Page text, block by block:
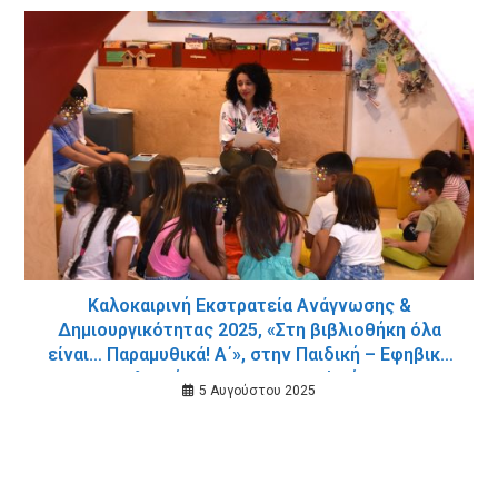
Καλοκαιρινή Εκστρατεία Ανάγνωσης &
Δημιουργικότητας 2025, «Στη βιβλιοθήκη όλα
είναι… Παραμυθικά! Α΄», στην Παιδική – Εφηβική
Βιβλιοθήκη του Δημοτικού Κήπου
5 Αυγούστου 2025